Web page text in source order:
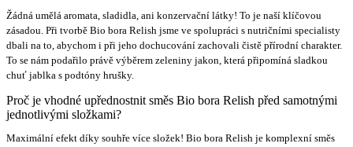
Žádná umělá aromata, sladidla, ani konzervační látky! To je naší klíčovou
zásadou. Při tvorbě Bio bora Relish jsme ve spolupráci s nutričními specialisty
dbali na to, abychom i při jeho dochucování zachovali čistě přírodní charakter.
To se nám podařilo právě výběrem zeleniny jakon, která připomíná sladkou
chuť jablka s podtóny hrušky.
Proč je vhodné upřednostnit směs Bio bora Relish před samotnými
jednotlivými složkami?
Maximální efekt díky souhře více složek! Bio bora Relish je komplexní směs